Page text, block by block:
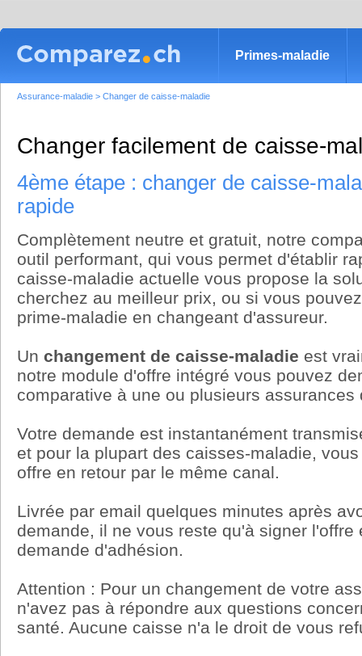
Primes-maladie
Assurance-maladie > Changer de caisse-maladie
Changer facilement de caisse-
4ème étape : changer de caisse-
rapide
Complètement neutre et gratuit, notre
outil performant, qui vous permet d'établir
caisse-maladie actuelle vous propose la
cherchez au meilleur prix, ou si vous
prime-maladie en changeant d'assureur.
Un changement de caisse-maladie est
notre module d'offre intégré vous pouvez
comparative à une ou plusieurs assurances
Votre demande est instantanément
et pour la plupart des caisses-maladie,
offre en retour par le même canal.
Livrée par email quelques minutes après
demande, il ne vous reste qu'à signer l'offre
demande d'adhésion.
Attention : Pour un changement de votre
n'avez pas à répondre aux questions
santé. Aucune caisse n'a le droit de vous